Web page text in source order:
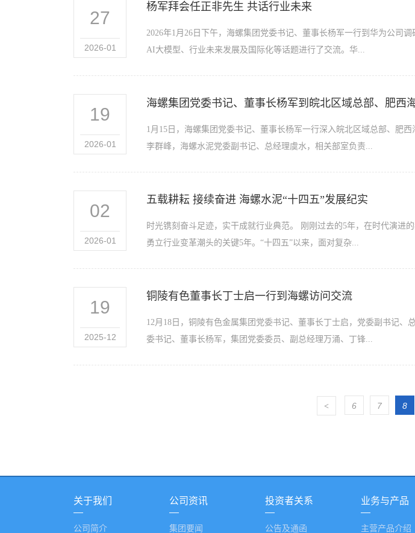
27
2026-01
杨军拜会任正非先生 共话行业未来
2026年1月26日下午，海螺集团党委书记、董事长杨军一行到华为公司
AI大模型、行业未来发展及国际化等话题进行了交流。华...
19
2026-01
海螺集团党委书记、董事长杨军到皖北区域总部、肥西
1月15日，海螺集团党委书记、董事长杨军一行深入皖北区域总部、肥
李群峰，海螺水泥党委副书记、总经理虞水，相关部室负责...
02
2026-01
五载耕耘 接续奋进 海螺水泥“十四五”发展纪实
时光镌刻奋斗足迹，实干成就行业典范。 刚刚过去的5年，在时代演进
勇立行业变革潮头的关键5年。“十四五”以来，面对复杂...
19
2025-12
铜陵有色董事长丁士启一行到海螺访问交流
12月18日，铜陵有色金属集团党委书记、董事长丁士启，党委副书记、
委书记、董事长杨军，集团党委委员、副总经理万涌、丁锋...
< 6 7 8
关于我们
公司简介
公司资讯
集团要闻
投资者关系
公告及通函
业务与产品
主营产品介绍